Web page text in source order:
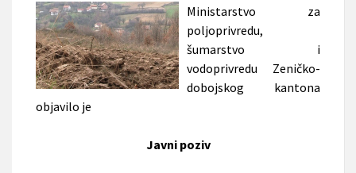
Ministarstvo za
poljoprivredu,
šumarstvo i
vodoprivredu Zeničko-
dobojskog kantona
objavilo je
Javni poziv